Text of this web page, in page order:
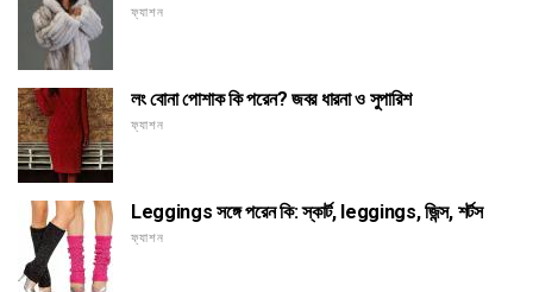
ফ্যাশন
লং বোনা পোশাক কি পরেন? জবর ধারনা ও সুপারিশ
ফ্যাশন
Leggings সঙ্গে পরেন কি: স্কার্ট, leggings, জিন্স, শর্টস
ফ্যাশন